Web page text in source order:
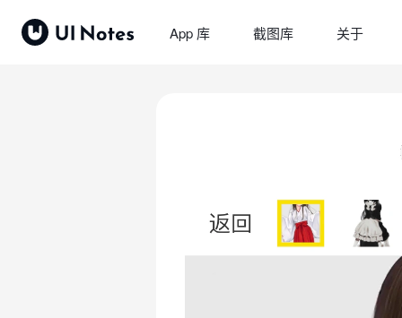
App 库 截图库 关于